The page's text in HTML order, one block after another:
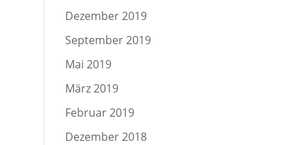
Dezember 2019
September 2019
Mai 2019
März 2019
Februar 2019
Dezember 2018